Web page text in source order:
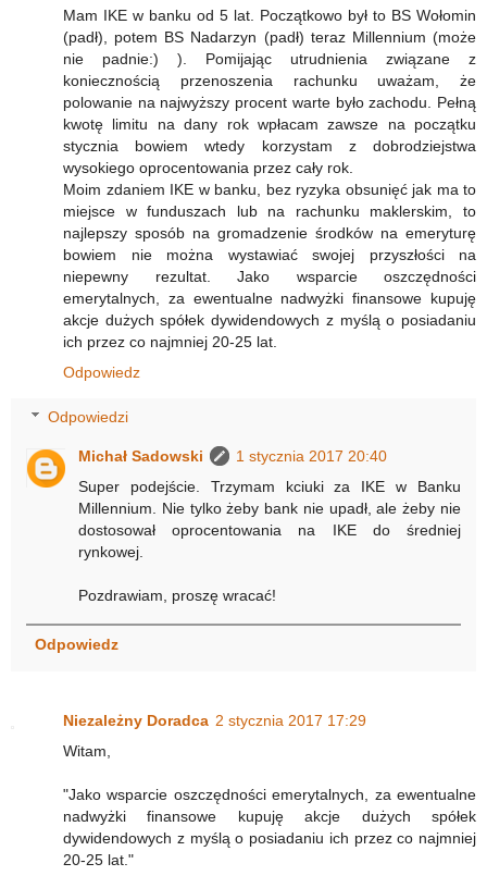
Mam IKE w banku od 5 lat. Początkowo był to BS Wołomin
(padł), potem BS Nadarzyn (padł) teraz Millennium (może
nie padnie:) ). Pomijając utrudnienia związane z
koniecznością przenoszenia rachunku uważam, że
polowanie na najwyższy procent warte było zachodu. Pełną
kwotę limitu na dany rok wpłacam zawsze na początku
stycznia bowiem wtedy korzystam z dobrodziejstwa
wysokiego oprocentowania przez cały rok.
Moim zdaniem IKE w banku, bez ryzyka obsunięć jak ma to
miejsce w funduszach lub na rachunku maklerskim, to
najlepszy sposób na gromadzenie środków na emeryturę
bowiem nie można wystawiać swojej przyszłości na
niepewny rezultat. Jako wsparcie oszczędności
emerytalnych, za ewentualne nadwyżki finansowe kupuję
akcje dużych spółek dywidendowych z myślą o posiadaniu
ich przez co najmniej 20-25 lat.
Odpowiedz
Odpowiedzi
Michał Sadowski
1 stycznia 2017 20:40
Super podejście. Trzymam kciuki za IKE w Banku
Millennium. Nie tylko żeby bank nie upadł, ale żeby nie
dostosował oprocentowania na IKE do średniej
rynkowej.
Pozdrawiam, proszę wracać!
Odpowiedz
Niezależny Doradca 2 stycznia 2017 17:29
Witam,
"Jako wsparcie oszczędności emerytalnych, za ewentualne
nadwyżki finansowe kupuję akcje dużych spółek
dywidendowych z myślą o posiadaniu ich przez co najmniej
20-25 lat."